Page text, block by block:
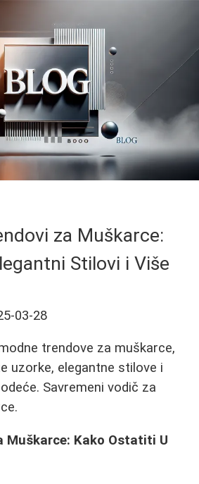
za Muškarce:
Stilovi i Više
03-28
trendove za muškarce,
uzorke, elegantne stilove i
Savremeni vodič za
Muškarce: Kako Ostatiti U